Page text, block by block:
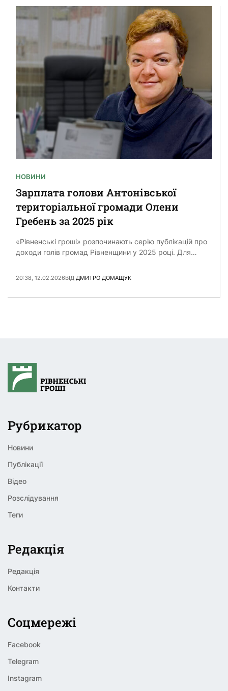
НОВИНИ
Зарплата голови Антонівської
територіальної громади Олени
Гребень за 2025 рік
«Рівненські гроші» розпочинають серію публікацій про
доходи голів громад Рівненщини у 2025 році. Для
20:38, 12.02.2026ВІД ДМИТРО ДОМАЩУК
Рубрикатор
Новини
Публікації
Відео
Розслідування
Теги
Редакція
Редакція
Контакти
Соцмережі
Facebook
Telegram
Instagram